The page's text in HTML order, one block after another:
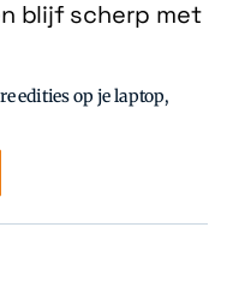
blijf scherp met
edities op je laptop,